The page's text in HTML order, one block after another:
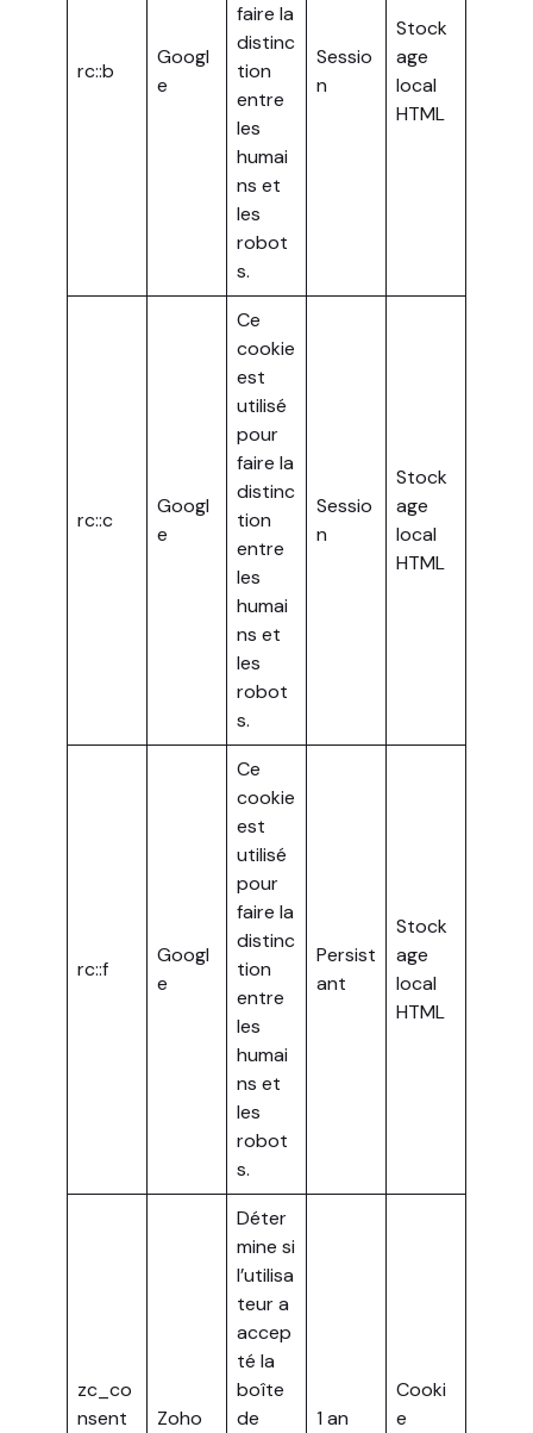
rc::b
Googl
e
faire la
distinc
tion
entre
les
humai
ns et
les
robot
s.
Sessio
n
Stock
age
local
HTML
rc::c
Googl
e
Ce
cookie
est
utilisé
pour
faire la
distinc
tion
entre
les
humai
ns et
les
robot
s.
Sessio
n
Stock
age
local
HTML
rc::f
Googl
e
Ce
cookie
est
utilisé
pour
faire la
distinc
tion
entre
les
humai
ns et
les
robot
s.
Persist
ant
Stock
age
local
HTML
zc_co
nsent
Zoho
Déter
mine si
l’utilisa
teur a
accep
té la
boîte
de
1 an
Cooki
e